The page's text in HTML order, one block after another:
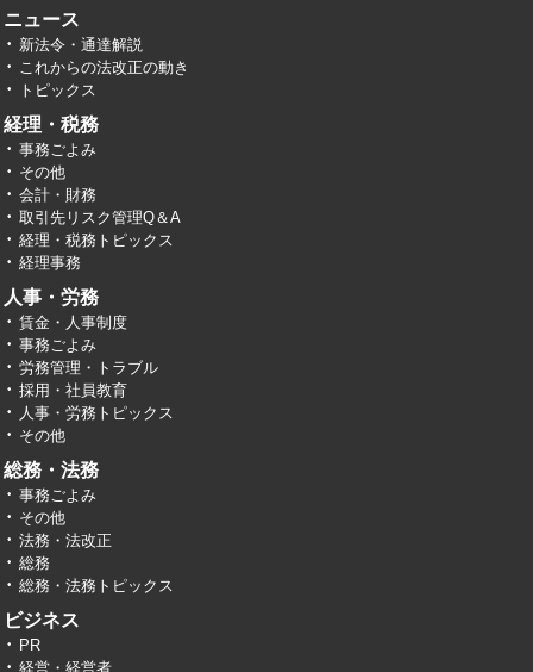
ニュース
新法令・通達解説
これからの法改正の動き
トピックス
経理・税務
事務ごよみ
その他
会計・財務
取引先リスク管理Q＆A
経理・税務トピックス
経理事務
人事・労務
賃金・人事制度
事務ごよみ
労務管理・トラブル
採用・社員教育
人事・労務トピックス
その他
総務・法務
事務ごよみ
その他
法務・法改正
総務
総務・法務トピックス
ビジネス
PR
経営・経営者